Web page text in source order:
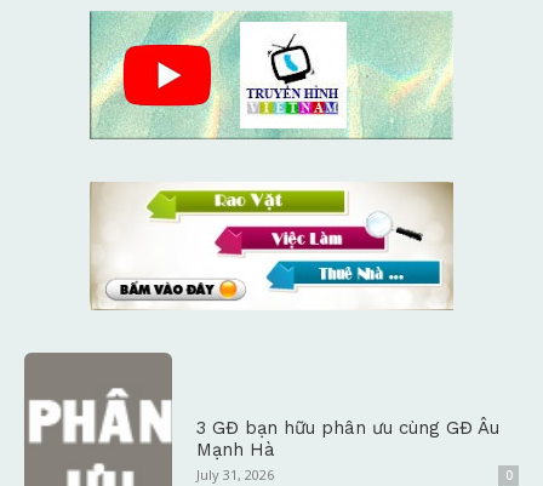
3 GĐ bạn hữu phân ưu cùng GĐ Âu
Mạnh Hà
July 31, 2026 0